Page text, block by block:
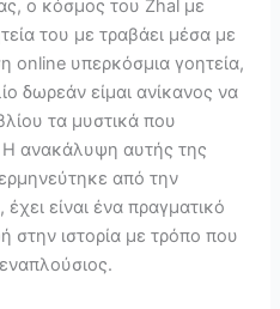
ο κόσμος του Zhal με
του με τραβάει μέσα με
online υπερκόσμια γοητεία,
δωρεάν είμαι ανίκανος να
τα μυστικά που
Η ανακάλυψη αυτής της
από την
είναι ένα πραγματικό
στην ιστορία με τρόπο που